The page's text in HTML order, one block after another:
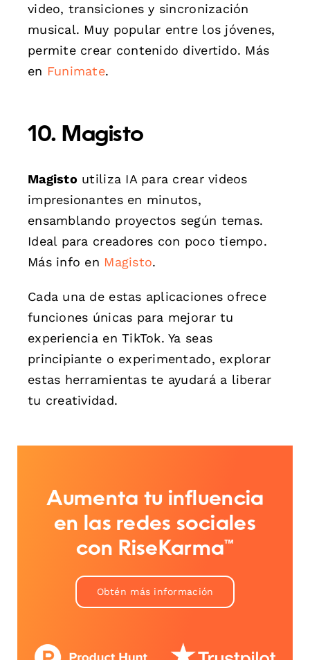
video, transiciones y sincronización
musical. Muy popular entre los jóvenes,
permite crear contenido divertido. Más
en Funimate.
10. Magisto
Magistoutiliza IA para crear videos
impresionantes en minutos,
ensamblando proyectos según temas.
Ideal para creadores con poco tiempo.
Más info en Magisto.
Cada una de estas aplicaciones ofrece
funciones únicas para mejorar tu
experiencia en TikTok. Ya seas
principiante o experimentado, explorar
estas herramientas te ayudará a liberar
tu creatividad.
Aumenta tu influencia
en las redes sociales
con RiseKarma™
Obtén más información